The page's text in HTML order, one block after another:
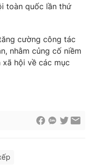
tử số 483/GP-BTTTT
Phạm Quốc Thắng,
toàn quốc lần thứ
cường công tác
nhằm củng cố niềm
hội về các mục